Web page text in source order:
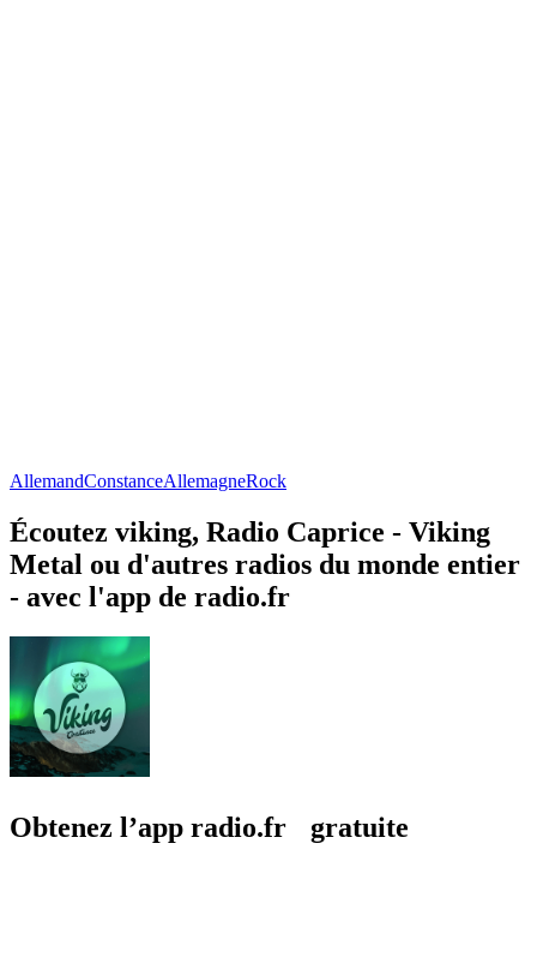
AllemandConstanceAllemagneRock
Écoutez viking, Radio Caprice - Viking
Metal ou d'autres radios du monde entier
- avec l'app de radio.fr
Obtenez l’app radio.fr gratuite